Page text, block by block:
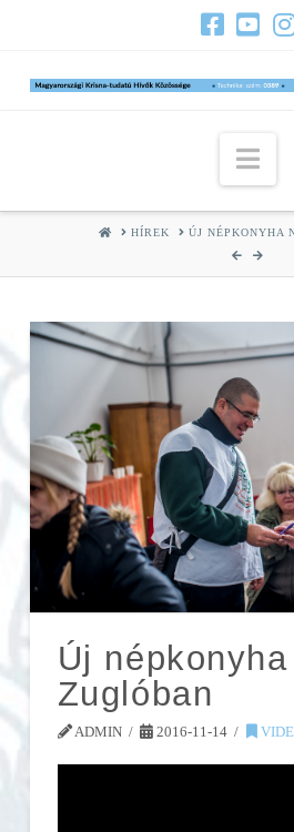
HOMEHÍREK ÚJ NÉPKONYHA
Új
Zuglóban
ADMIN 2016-11-14